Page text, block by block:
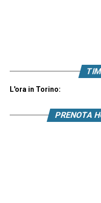
L'ora in Torino:
PRENOTA